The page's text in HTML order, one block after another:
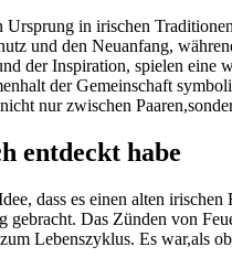
in irischen⁢
und den ‌Neuanfang,
der ‍Inspiration, ⁢spielen eine
der Gemeinschaft
nur zwischen
entdeckt habe
dass es ‍einen alten
Das Zünden​ von
Lebenszyklus. ⁤Es⁣ war,als